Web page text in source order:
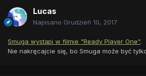
Lucas
Napisano Grudzień 10, 2017
Smuga wystąpi w filmie "Ready Player One".
Nie nakręcajcie się, bo Smuga może być